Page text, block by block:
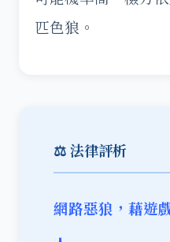
匹色狼。
⚖️ 法律評析
網路惡狼，藉遊